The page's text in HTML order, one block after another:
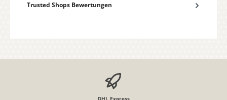
Trusted Shops Bewertungen
DHL Express